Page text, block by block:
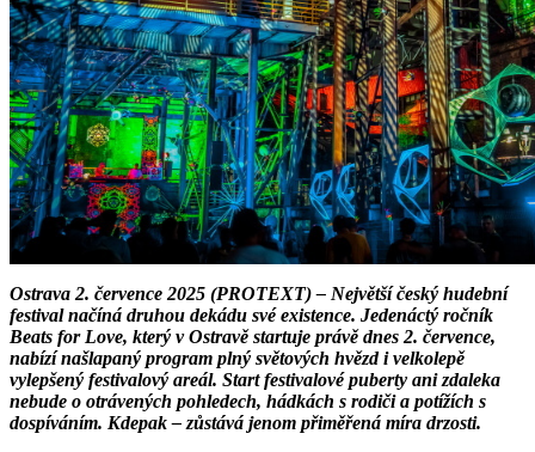
Ostrava 2. července 2025 (PROTEXT) – Největší český hudební
festival načíná druhou dekádu své existence. Jedenáctý ročník
Beats for Love, který v Ostravě startuje právě dnes 2. července,
nabízí našlapaný program plný světových hvězd i velkolepě
vylepšený festivalový areál. Start festivalové puberty ani zdaleka
nebude o otrávených pohledech, hádkách s rodiči a potížích s
dospíváním. Kdepak – zůstává jenom přiměřená míra drzosti.